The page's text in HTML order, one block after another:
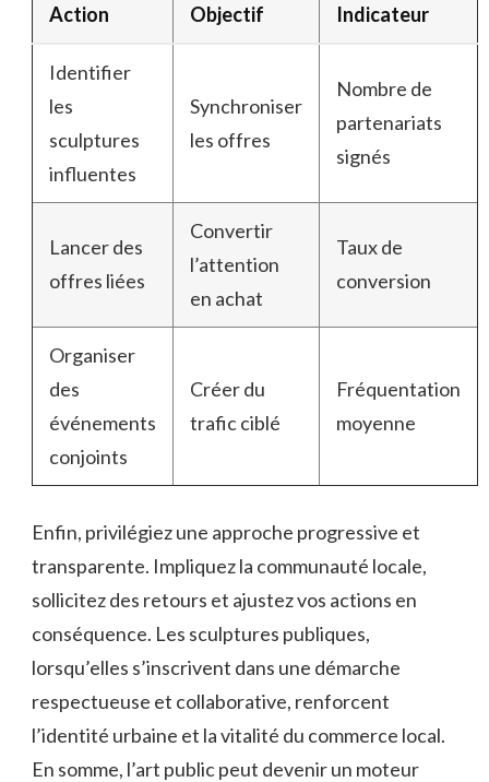
Action Objectif Indicateur
Identifier
les
sculptures
influentes
Synchroniser
les offres
Nombre de
partenariats
signés
Lancer des
offres liées
Convertir
l’attention
en achat
Taux de
conversion
Organiser
des
événements
conjoints
Créer du
trafic ciblé
Fréquentation
moyenne
Enfin, privilégiez une approche progressive et
transparente. Impliquez la communauté locale,
sollicitez des retours et ajustez vos actions en
conséquence. Les sculptures publiques,
lorsqu’elles s’inscrivent dans une démarche
respectueuse et collaborative, renforcent
l’identité urbaine et la vitalité du commerce local.
En somme, l’art public peut devenir un moteur